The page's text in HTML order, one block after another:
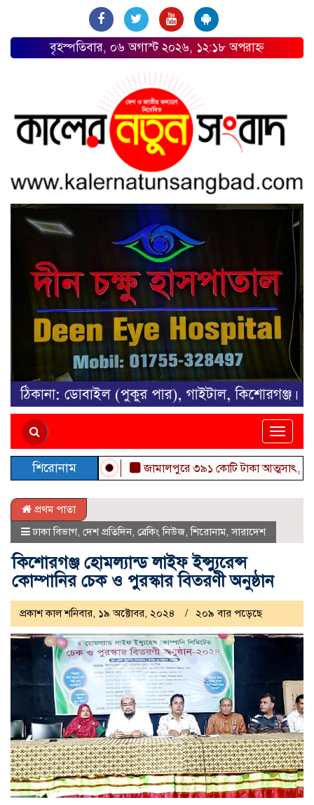
বৃহস্পতিবার, ০৬ অগাস্ট ২০২৬, ১২:১৮ অপরাহ্ন
Toggle
শিরোনাম জামালপুরে ৩৯১ কোটি টাকা আত্মসাৎ,
প্রথম পাতা
ঢাকা বিভাগ, দেশ প্রতিদিন, ব্রেকিং নিউজ,শিরোনাম,সারাদেশ
কিশোরগঞ্জ হোমল্যান্ড লাইফ ইন্স্যুরেন্স
কোম্পানির চেক ও পুরস্কার বিতরণী অনুষ্ঠান
প্রকাশ কাল শনিবার, ১৯ অক্টোবর, ২০২৪ ২০৯ বার পড়েছে